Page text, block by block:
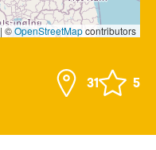
|©OpenStreetMapcontributors
31 5